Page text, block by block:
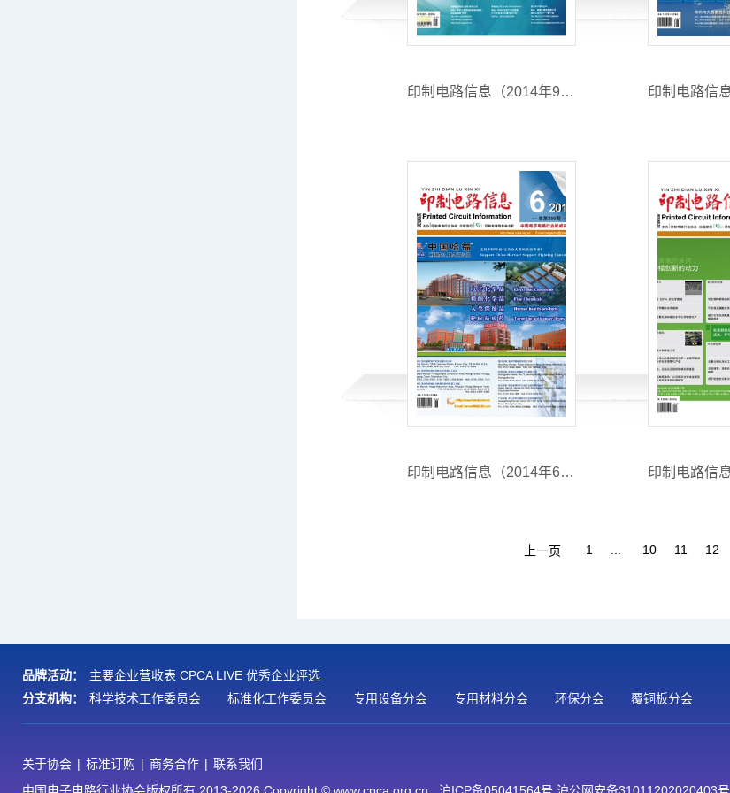
印制电路信息（2014年9月期）
印制电路信息（2014年6月期）
上一页 1 10 11 12
品牌活动： 主要企业营收表 CPCA LIVE 优秀企业评选
分支机构：
科学技术工作委员会 标准化工作委员会 专用设备分会 专用材料分会 环保分会 覆铜板分会
关于协会 | 标准订购 | 商务合作 | 联系我们